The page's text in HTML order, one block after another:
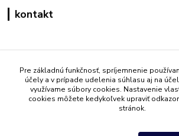
kontakt
+421 908 861 051
(Po - Pia 7:30-15:30)
info@mati.sk
Pre základnú funkčnosť, spríjemnenie
účely a v prípade udelenia súhlasu aj na
využívame súbory cookies. Nastavenie
cookies môžete kedykoľvek upraviť
stránok.